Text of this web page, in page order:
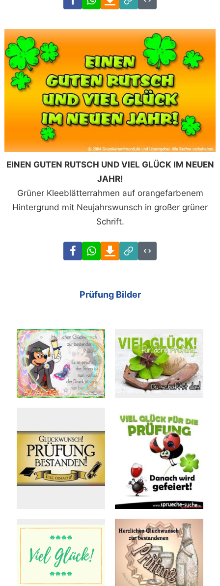
Link
Code
EINEN GUTEN RUTSCH UND VIEL GLÜCK IM NEUEN
JAHR!
Grüner Kleeblätterrahmen auf orangefarbenem
Hintergrund mit Neujahrswunsch in großer grüner
Schrift.
FacebookWhatsAppDownload
Link
Code
Prüfung Bilder